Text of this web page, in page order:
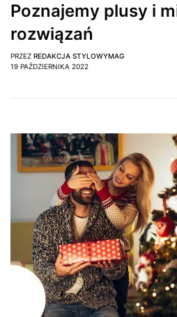
Poznajemy plusy i
rozwiązań
PRZEZ REDAKCJA STYLOWYMAG
19 PAŹDZIERNIKA 2022